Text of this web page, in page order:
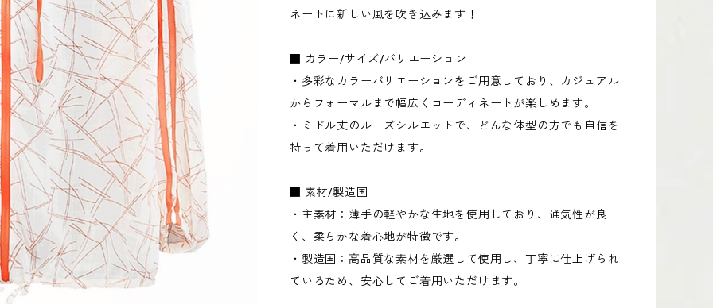
ネートに新しい風を吹き込みます！
■ カラー/サイズ/バリエーション
・多彩なカラーバリエーションをご用意しており、カジュアル
からフォーマルまで幅広くコーディネートが楽しめます。
・ミドル丈のルーズシルエットで、どんな体型の方でも自信を
持って着用いただけます。
■ 素材/製造国
・主素材：薄手の軽やかな生地を使用しており、通気性が良
く、柔らかな着心地が特徴です。
・製造国：高品質な素材を厳選して使用し、丁寧に仕上げられ
ているため、安心してご着用いただけます。